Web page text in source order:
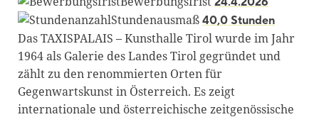
Stundenausmaß 40,0 Stunden
Das TAXISPALAIS – Kunsthalle Tirol wurde im Jahr
1964 als Galerie des Landes Tirol gegründet und
zählt zu den renommierten Orten für
Gegenwartskunst in Österreich. Es zeigt
internationale und österreichische zeitgenössische
Downloads
Suche